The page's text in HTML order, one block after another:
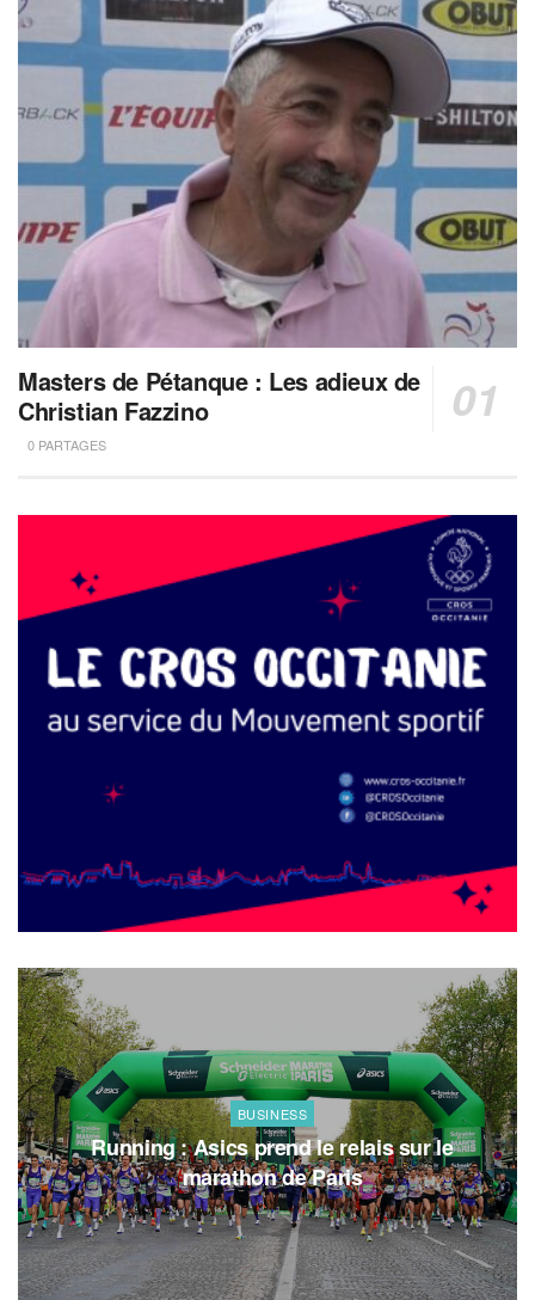
Masters de Pétanque : Les adieux de
Christian Fazzino
0 PARTAGES
BUSINESS
Running : Asics prend le relais sur le
marathon de Paris